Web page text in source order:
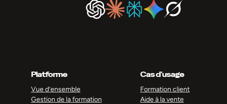
Platforme
Vue d’ensemble
Gestion de la formation
Cas d’usage
Formation client
Aide à la vente